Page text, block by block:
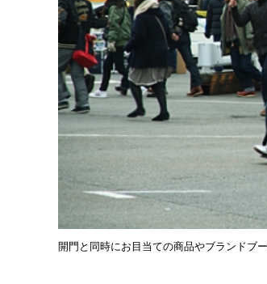
開門と同時にお目当ての商品やブランドブ